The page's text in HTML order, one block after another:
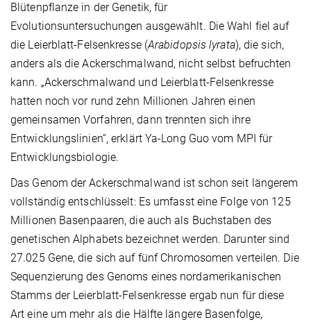
Blütenpflanze in der Genetik, für
Evolutionsuntersuchungen ausgewählt. Die Wahl fiel auf
die Leierblatt-Felsenkresse (Arabidopsis lyrata), die sich,
anders als die Ackerschmalwand, nicht selbst befruchten
kann. „Ackerschmalwand und Leierblatt-Felsenkresse
hatten noch vor rund zehn Millionen Jahren einen
gemeinsamen Vorfahren, dann trennten sich ihre
Entwicklungslinien“, erklärt Ya-Long Guo vom MPI für
Entwicklungsbiologie.
Das Genom der Ackerschmalwand ist schon seit längerem
vollständig entschlüsselt: Es umfasst eine Folge von 125
Millionen Basenpaaren, die auch als Buchstaben des
genetischen Alphabets bezeichnet werden. Darunter sind
27.025 Gene, die sich auf fünf Chromosomen verteilen. Die
Sequenzierung des Genoms eines nordamerikanischen
Stamms der Leierblatt-Felsenkresse ergab nun für diese
Art eine um mehr als die Hälfte längere Basenfolge,